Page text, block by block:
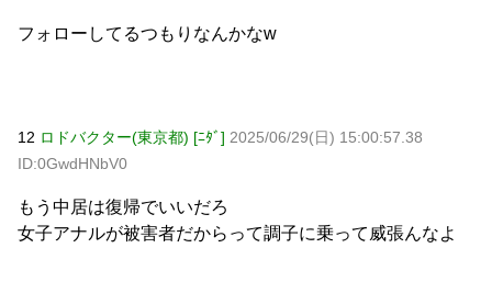
フォローしてるつもりなんかなw
12 ロドバクター(東京都) [ﾆﾀﾞ] 2025/06/29(日) 15:00:57.38
ID:0GwdHNbV0
もう中居は復帰でいいだろ
女子アナルが被害者だからって調子に乗って威張んなよ